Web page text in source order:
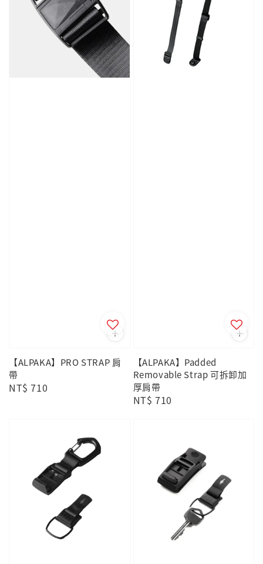
【ALPAKA】PRO STRAP 肩
帶
Regular
NT$ 710
【ALPAKA】Padded
Removable Strap 可拆卸加
厚肩帶
Regular
NT$ 710